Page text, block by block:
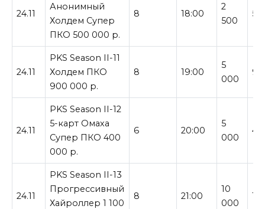
24.11
Анонимный
Холдем Супер
ПКО 500 000 р.
8 18:00
2
500
24.11
PKS Season II-11
Холдем ПКО
900 000 р.
8 19:00
5
000
24.11
PKS Season II-12
5-карт Омаха
Супер ПКО 400
000 р.
6 20:00
5
000
24.11
PKS Season II-13
Прогрессивный
Хайроллер 1 100
8 21:00
10
000
1